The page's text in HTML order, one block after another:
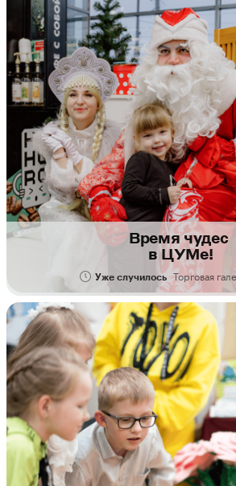
Время чудес
в ЦУМе!
Уже случилось Торговая